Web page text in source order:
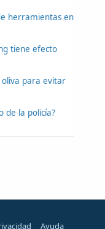
herramientas en
tiene efecto
oliva para evitar
de la policía?
Ayuda